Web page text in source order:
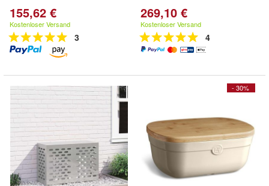
155,62 €
Kostenloser Versand
3
269,10 €
Kostenloser Versand
4
- 30%